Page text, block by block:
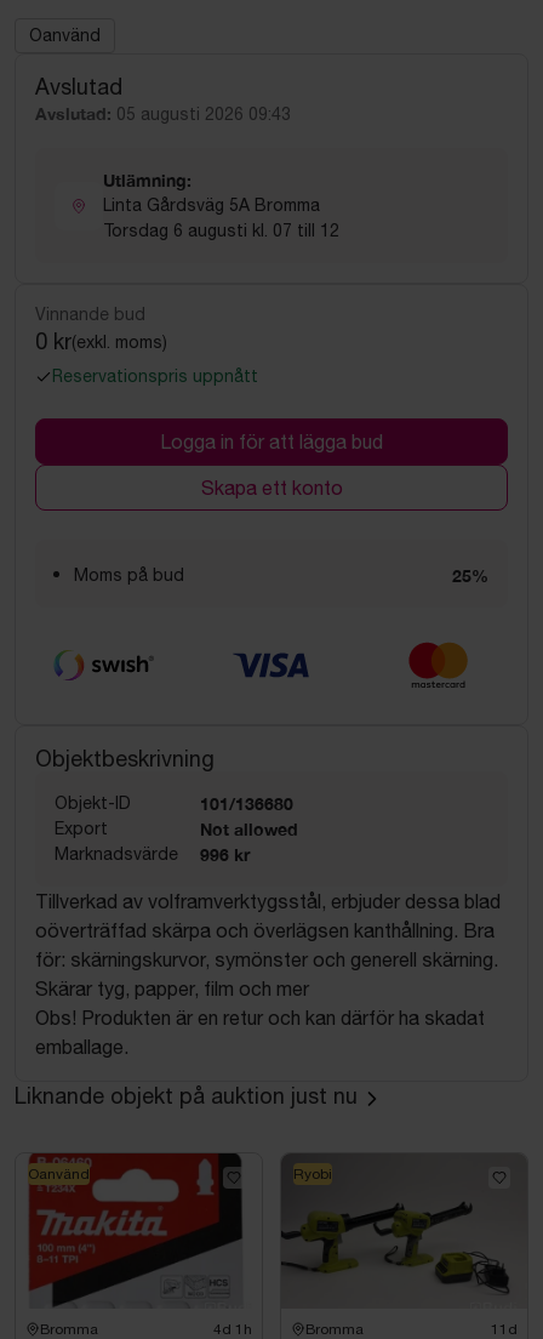
Oanvänd
Avslutad
Avslutad: 05 augusti 2026 09:43
Utlämning:
Linta Gårdsväg 5A Bromma
Torsdag 6 augusti kl. 07 till 12
Vinnande bud
0 kr(exkl. moms)
Reservationspris uppnått
Logga in för att lägga bud
Skapa ett konto
Moms på bud 25%
Objektbeskrivning
Objekt-ID 101/136680
Export Not allowed
Marknadsvärde 996 kr
Tillverkad av volframverktygsstål, erbjuder dessa blad
oöverträffad skärpa och överlägsen kanthållning. Bra
för: skärningskurvor, symönster och generell skärning.
Skärar tyg, papper, film och mer
Obs! Produkten är en retur och kan därför ha skadat
emballage.
Liknande objekt på auktion just nu
Bromma 4d 1h
Oanvänd
Bromma 11d
Ryobi